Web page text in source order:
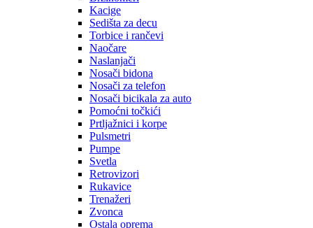
Kacige
Sedišta za decu
Torbice i rančevi
Naočare
Naslanjači
Nosači bidona
Nosači za telefon
Nosači bicikala za auto
Pomoćni točkići
Prtljažnici i korpe
Pulsmetri
Pumpe
Svetla
Retrovizori
Rukavice
Trenažeri
Zvonca
Ostala oprema